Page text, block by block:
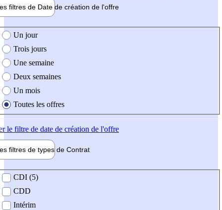
filtres de Date de création de l'offre
création de l'offre
Un jour
Trois jours
Une semaine
Deux semaines
Un mois
Toutes les offres
le filtre de date de création de l'offre
filtres de types de Contrat
contrat
CDI (5)
CDD
Intérim